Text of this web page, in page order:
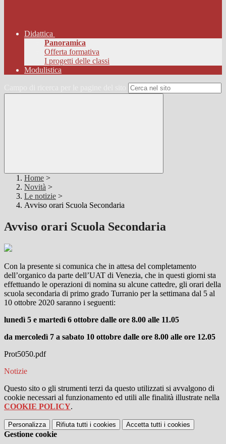
Didattica
Panoramica
Offerta formativa
I progetti delle classi
Modulistica
Home >
Novità >
Le notizie >
Avviso orari Scuola Secondaria
Avviso orari Scuola Secondaria
Con la presente si comunica che in attesa del completamento
dell’organico da parte dell’UAT di Venezia, che in questi giorni sta
effettuando le operazioni di nomina su alcune cattedre, gli orari della
scuola secondaria di primo grado Turranio per la settimana dal 5 al
10 ottobre 2020 saranno i seguenti:
lunedì 5 e martedì 6 ottobre dalle ore 8.00 alle 11.05
da mercoledì 7 a sabato 10 ottobre dalle ore 8.00 alle ore 12.05
Prot5050.pdf
Notizie
Questo sito o gli strumenti terzi da questo utilizzati si avvalgono di
cookie necessari al funzionamento ed utili alle finalità illustrate nella
COOKIE POLICY.
Personalizza Rifiuta tutti i cookies Accetta tutti i cookies
Gestione cookie